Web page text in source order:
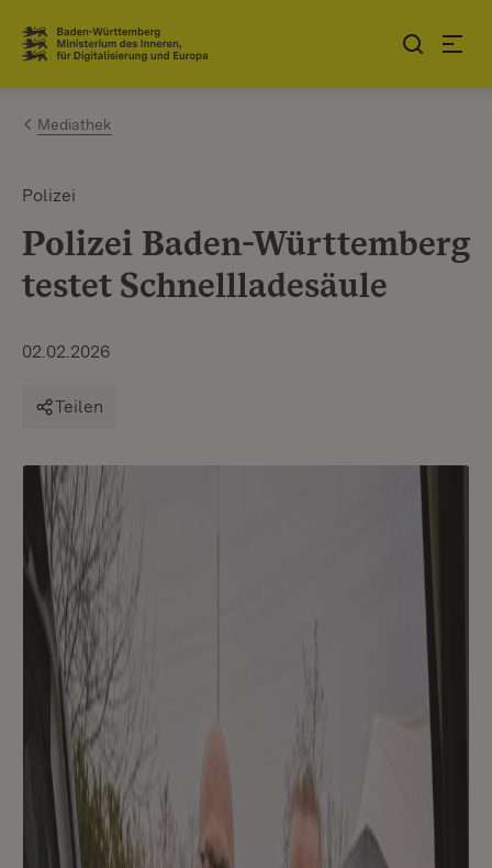
Zum Inhalt springen
Link zur Startseite
Mediathek
Polizei
Polizei Baden-Württemberg
testet Schnellladesäule
02.02.2026
Teilen